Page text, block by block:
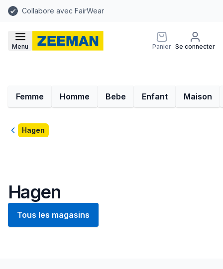
Collabore avec FairWear
Menu Panier Se connecter
Femme Homme Bebe Enfant Maison
RetourHagen
Hagen
Tous les magasins